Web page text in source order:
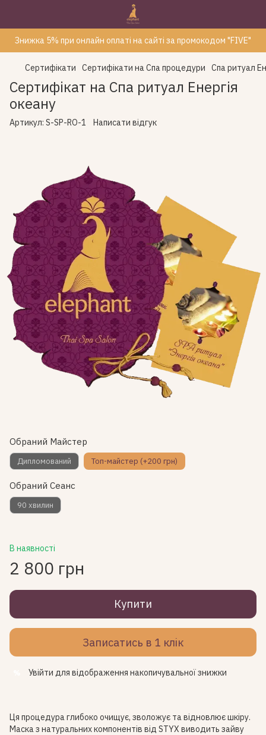
Знижка 5% при онлайн оплаті на сайті за промокодом "FIVE"
Сертифікати Сертифікати на Спа процедури Спа ритуал
Сертифікат на Спа ритуал Енергія
океану
Артикул: S-SP-RO-1 Написати відгук
Обраний Майстер
Дипломований Топ-майстер (+200 грн)
Обраний Сеанс
90 хвилин
В наявності
2 800 грн
Купити
Записатись в 1 клік
Увійти для відображення накопичувальної знижки
Ця процедура глибоко очищує, зволожує та відновлює шкіру.
Маска з натуральних компонентів від STYX виводить зайву